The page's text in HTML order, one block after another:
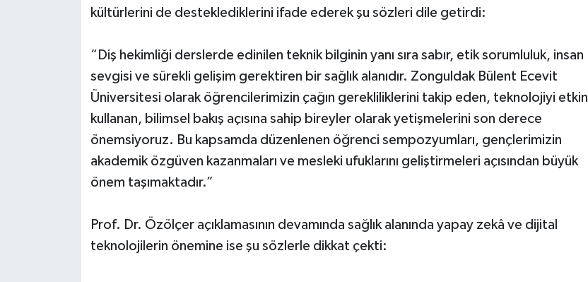
kültürlerini de desteklediklerini ifade ederek şu sözleri dile getirdi:
“Diş hekimliği derslerde edinilen teknik bilginin yanı sıra sabır, etik sorumluluk, insan
sevgisi ve sürekli gelişim gerektiren bir sağlık alanıdır. Zonguldak Bülent Ecevit
Üniversitesi olarak öğrencilerimizin çağın gerekliliklerini takip eden, teknolojiyi etkin
kullanan, bilimsel bakış açısına sahip bireyler olarak yetişmelerini son derece
önemsiyoruz. Bu kapsamda düzenlenen öğrenci sempozyumları, gençlerimizin
akademik özgüven kazanmaları ve mesleki ufuklarını geliştirmeleri açısından büyük
önem taşımaktadır.”
Prof. Dr. Özölçer açıklamasının devamında sağlık alanında yapay zekâ ve dijital
teknolojilerin önemine ise şu sözlerle dikkat çekti: